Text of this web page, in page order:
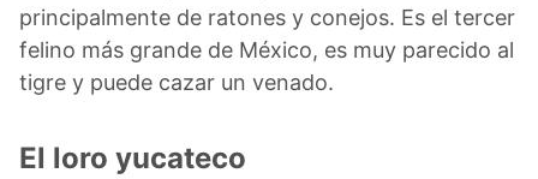
principalmente de ratones y conejos. Es el tercer
felino más grande de México, es muy parecido al
tigre y puede cazar un venado.
El loro yucateco